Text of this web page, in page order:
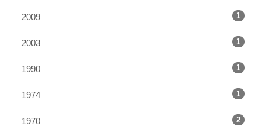
2009 1
2003 1
1990 1
1974 1
1970 2